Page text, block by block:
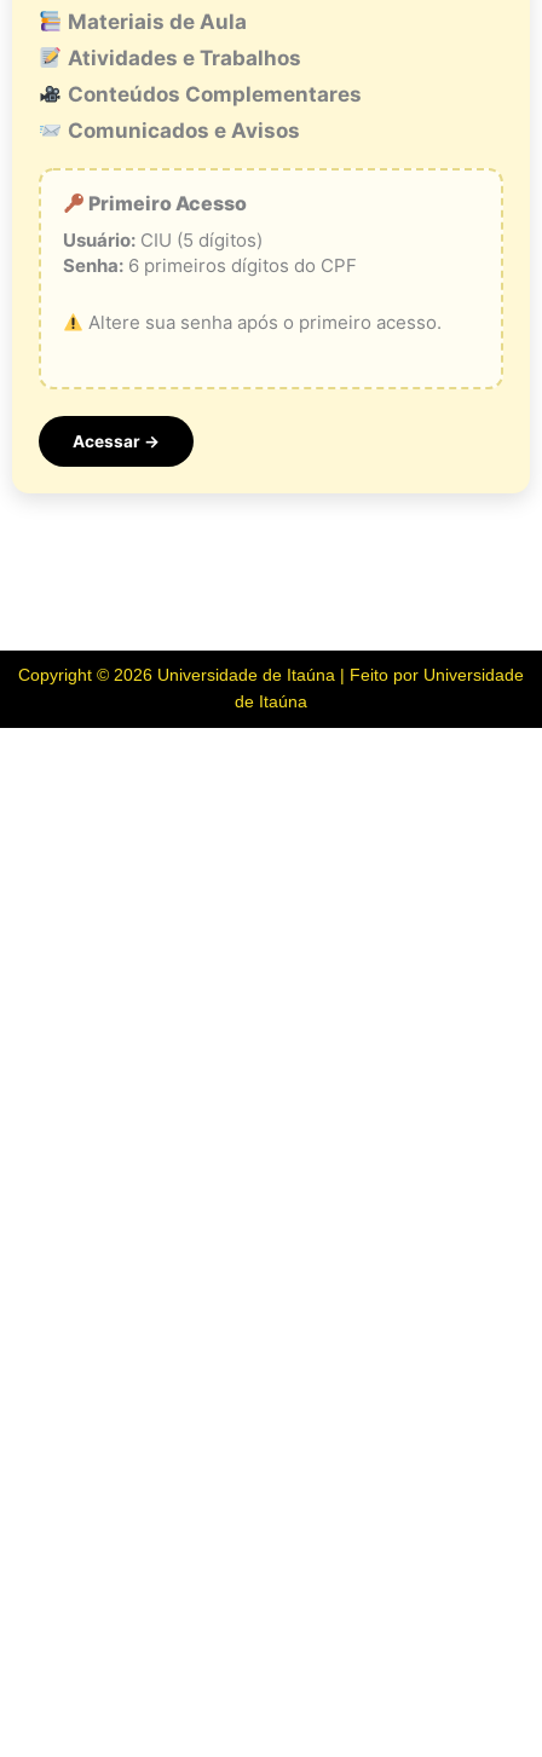
Materiais de Aula
Atividades e Trabalhos
Conteúdos Complementares
Comunicados e Avisos
Primeiro Acesso
Usuário: CIU (5 dígitos)
Senha: 6 primeiros dígitos do CPF
Altere sua senha após o primeiro acesso.
Acessar →
Copyright © 2026 Universidade de Itaúna | Feito por Universidade
de Itaúna